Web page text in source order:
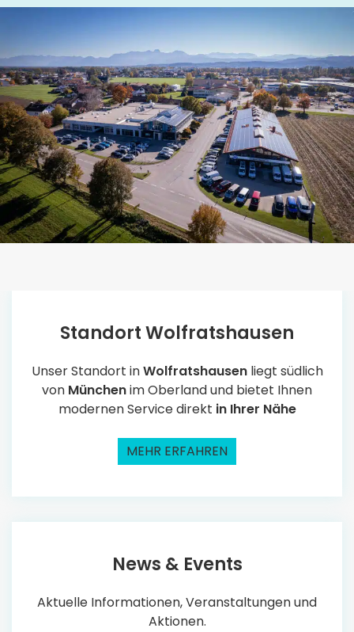
Standort Wolfratshausen
Unser Standort inWolfratshausenliegt südlich
von Münchenim Oberland und bietet Ihnen
modernen Service direkt in Ihrer Nähe
MEHR ERFAHREN
News & Events
Aktuelle Informationen, Veranstaltungen und
Aktionen.